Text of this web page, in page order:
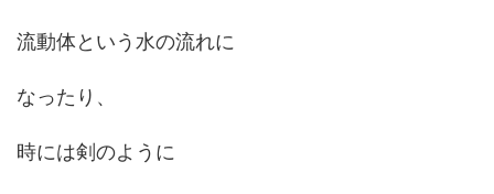
流動体という水の流れに
なったり、
時には剣のように